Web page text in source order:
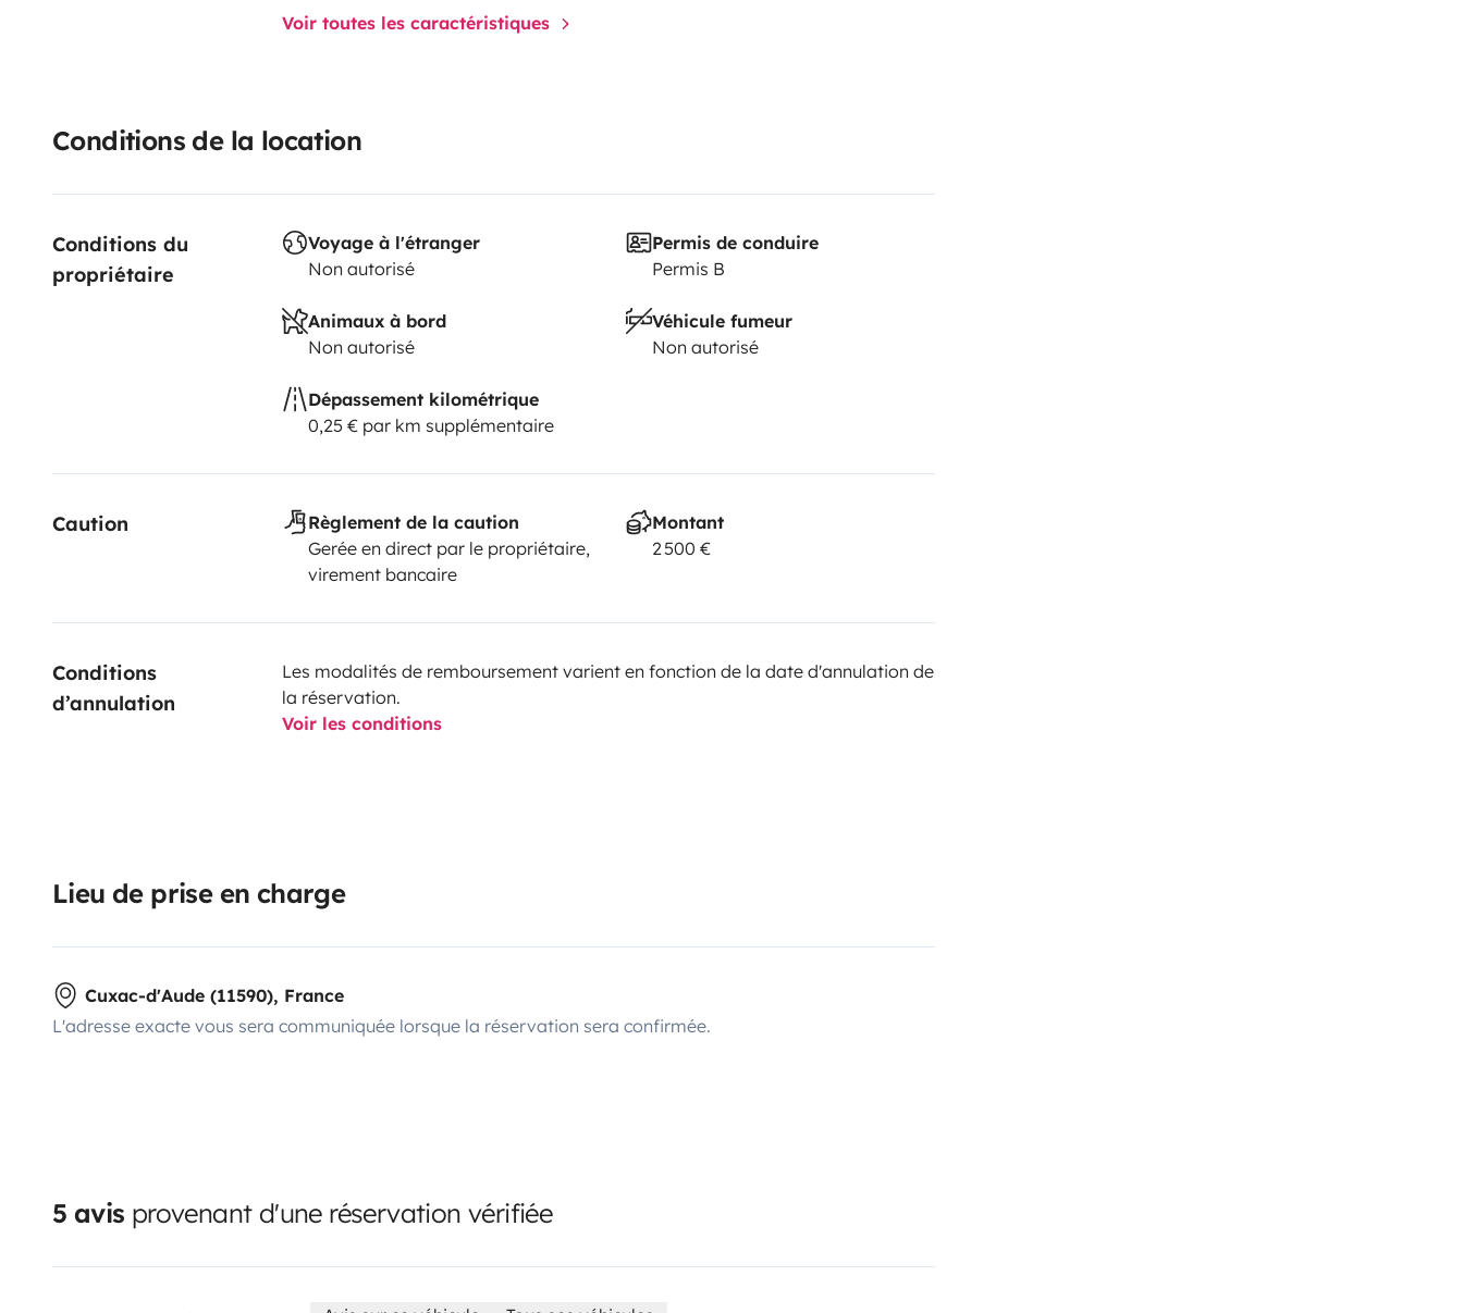
Voir toutes les caractéristiques
Conditions de la location
Conditions du
propriétaire
Voyage à l'étranger
Non autorisé
Permis de conduire
Permis B
Animaux à bord
Non autorisé
Véhicule fumeur
Non autorisé
Dépassement kilométrique
0,25 € par km supplémentaire
Caution
Règlement de la caution
Gerée en direct par le propriétaire,
virement bancaire
Montant
2 500 €
Conditions
d’annulation
Les modalités de remboursement varient en fonction de la date d'annulation de
la réservation.
Voir les conditions
Lieu de prise en charge
Cuxac-d'Aude (11590), France
L'adresse exacte vous sera communiquée lorsque la réservation sera confirmée.
5 avis provenant d'une réservation vérifiée